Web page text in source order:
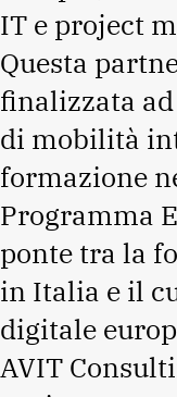
IT e project
Questa
finalizzata
di mobilità
formazione
Programma
ponte tra la
in Italia e il
digitale
AVIT